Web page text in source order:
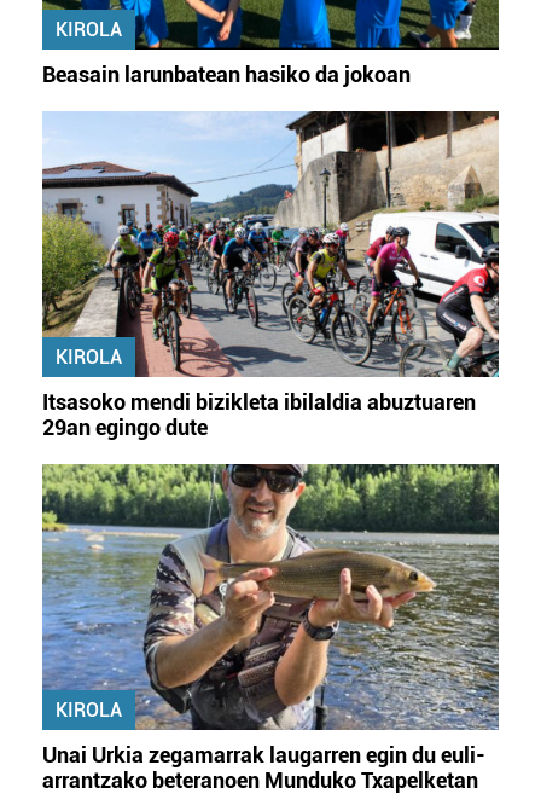
KIROLA
Beasain larunbatean hasiko da jokoan
KIROLA
Itsasoko mendi bizikleta ibilaldia abuztuaren
29an egingo dute
KIROLA
Unai Urkia zegamarrak laugarren egin du euli-
arrantzako beteranoen Munduko Txapelketan